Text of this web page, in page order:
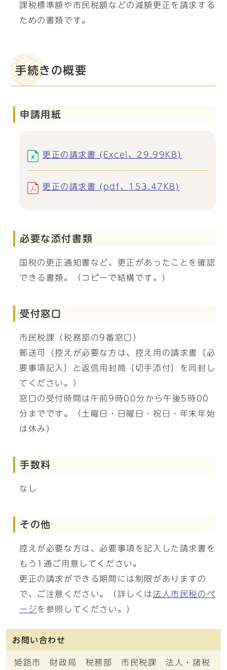
課税標準額や市民税額などの減額更正を請求する
ための書類です。
手続きの概要
申請用紙
更正の請求書 (Excel、29.99KB)
更正の請求書 (pdf、153.47KB)
必要な添付書類
国税の更正通知書など、更正があったことを確認
できる書類。（コピーで結構です。)
受付窓口
市民税課（税務部の9番窓口）
郵送可（控えが必要な方は、控え用の請求書〔必
要事項記入〕と返信用封筒〔切手添付〕を同封し
てください。）
窓口の受付時間は午前9時00分から午後5時00
分までです。（土曜日・日曜日・祝日・年末年始
は休み）
手数料
なし
その他
控えが必要な方は、必要事項を記入した請求書を
もう1通ご用意してください。
更正の請求ができる期間には制限がありますの
で、ご注意ください。（詳しくは法人市民税のペ
ージを参照してください。）
お問い合わせ
姫路市 財政局 税務部 市民税課 法人・諸税